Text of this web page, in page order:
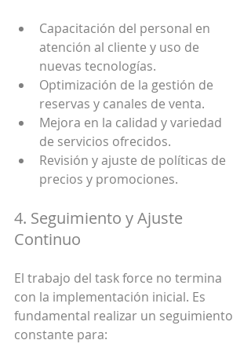
Capacitación del personal en
atención al cliente y uso de
nuevas tecnologías.
Optimización de la gestión de
reservas y canales de venta.
Mejora en la calidad y variedad
de servicios ofrecidos.
Revisión y ajuste de políticas de
precios y promociones.
4. Seguimiento y Ajuste
Continuo
El trabajo del task force no termina
con la implementación inicial. Es
fundamental realizar un seguimiento
constante para: